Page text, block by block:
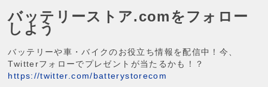
バッテリーストア.comをフォロー
しよう
バッテリーや車・バイクのお役立ち情報を配信中！今、
Twitterフォローでプレゼントが当たるかも！？
https://twitter.com/batterystorecom